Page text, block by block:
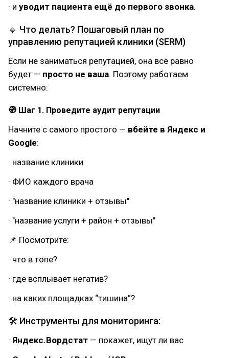
· и уводит пациента ещё до первого звонка.
🔹 Что делать? Пошаговый план по
управлению репутацией клиники (SERM)
Если не заниматься репутацией, она всё равно
будет — просто не ваша. Поэтому работаем
системно:
🧭 Шаг 1. Проведите аудит репутации
Начните с самого простого — вбейте в Яндекс и
Google:
· название клиники
· ФИО каждого врача
· "название клиники + отзывы"
· "название услуги + район + отзывы"
📌 Посмотрите:
· что в топе?
· где всплывает негатив?
· на каких площадках “тишина”?
🛠 Инструменты для мониторинга:
· Яндекс.Вордстат — покажет, ищут ли вас